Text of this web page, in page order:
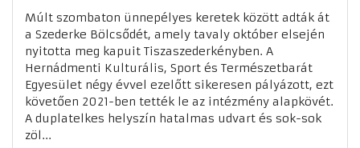
Múlt szombaton ünnepélyes keretek között adták át
a Szederke Bölcsődét, amely tavaly október elsején
nyitotta meg kapuit Tiszaszederkényben. A
Hernádmenti Kulturális, Sport és Természetbarát
Egyesület négy évvel ezelőtt sikeresen pályázott, ezt
követően 2021-ben tették le az intézmény alapkövét.
A duplatelkes helyszín hatalmas udvart és sok-sok
zöl...